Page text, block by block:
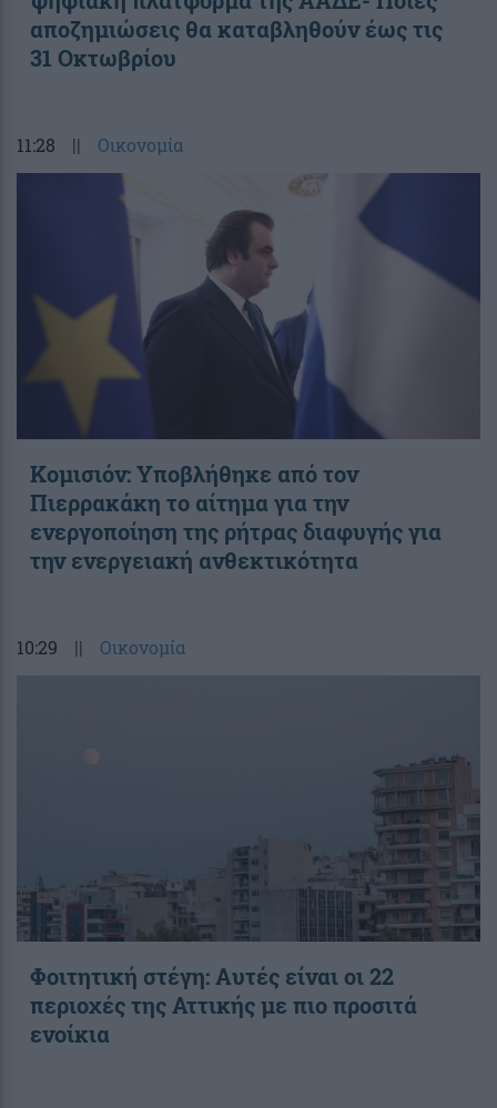
αποζημιώσεις θα καταβληθούν έως τις
31 Οκτωβρίου
11:28 || Οικονομία
Κομισιόν: Υποβλήθηκε από τον
Πιερρακάκη το αίτημα για την
ενεργοποίηση της ρήτρας διαφυγής για
την ενεργειακή ανθεκτικότητα
10:29 || Οικονομία
Φοιτητική στέγη: Aυτές είναι οι 22
περιοχές της Αττικής με πιο προσιτά
ενοίκια